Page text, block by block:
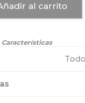
al carrito
Características